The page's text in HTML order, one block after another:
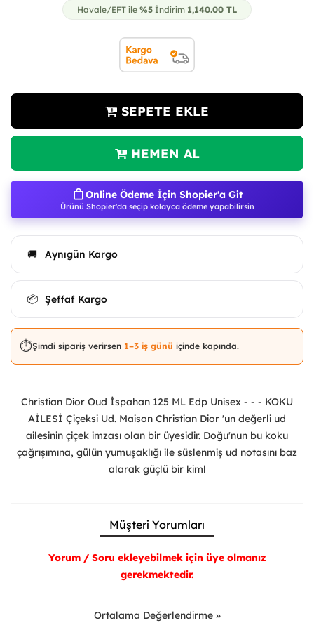
Havale/EFT ile %5 İndirim 1,140.00 TL
SEPETE EKLE
HEMEN AL
Online Ödeme İçin Shopier'a Git
Ürünü Shopier'da seçip kolayca ödeme yapabilirsin
🚚 Aynıgün Kargo
📦 Şeffaf Kargo
⏱️Şimdi sipariş verirsen 1–3 iş günü içinde kapında.
Christian Dior Oud İspahan 125 ML Edp Unisex - - - KOKU
AİLESİ Çiçeksi Ud. Maison Christian Dior 'un değerli ud
ailesinin çiçek imzası olan bir üyesidir. Doğu'nun bu koku
çağrışımına, gülün yumuşaklığı ile süslenmiş ud notasını baz
alarak güçlü bir kiml
Müşteri Yorumları
Yorum / Soru ekleyebilmek için üye olmanız
gerekmektedir.
Ortalama Değerlendirme »